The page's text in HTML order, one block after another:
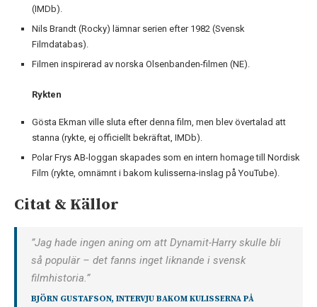
(IMDb).
Nils Brandt (Rocky) lämnar serien efter 1982 (Svensk
Filmdatabas).
Filmen inspirerad av norska Olsenbanden-filmen (NE).
Rykten
Gösta Ekman ville sluta efter denna film, men blev övertalad att
stanna (rykte, ej officiellt bekräftat, IMDb).
Polar Frys AB-loggan skapades som en intern homage till Nordisk
Film (rykte, omnämnt i bakom kulisserna-inslag på YouTube).
Citat & Källor
”Jag hade ingen aning om att Dynamit-Harry skulle bli
så populär – det fanns inget liknande i svensk
filmhistoria.”
BJÖRN GUSTAFSON, INTERVJU BAKOM KULISSERNA PÅ